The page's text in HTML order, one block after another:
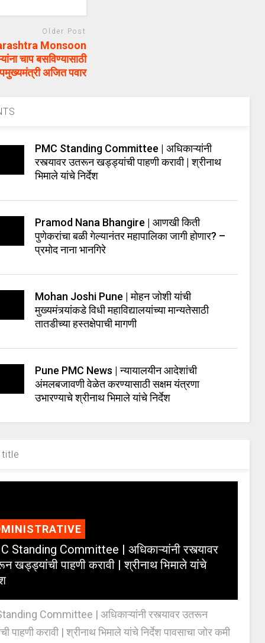
Older Post
Monsoon
चाप बसविण्यासाठी
अजित पवार
PMC Standing Committee | अधिकाऱ्यांनी
रस्त्यावर उतरून खड्ड्यांची पाहणी करावी | श्रीनाथ
भिमाले यांचे निर्देश
Pramod Nana Bhangire | आणखी किती
पुणेकरांचा बळी गेल्यानंतर महापालिका जागी होणार? –
प्रमोद नाना भानगिरे
Mohan Joshi Pune | मोहन जोशी यांची
मुख्यमंत्र्यांकडे विधी महाविद्यालयांच्या मान्यतेसाठी
तातडीच्या हस्तक्षेपाची मागणी
Pune PMC News | न्यायालयीन आदेशांची
अंमलबजावणी वेळेत करण्यासाठी सक्षम यंत्रणा
उभारण्याचे श्रीनाथ भिमाले यांचे निर्देश
Standing Committee | अधिकाऱ्यांनी रस्त्यावर
खड्ड्यांची पाहणी करावी | श्रीनाथ भिमाले यांचे
Committee | अधिकाऱ्यांनी रस्त्यावर उतरून
पाहणी करावी | श्रीनाथ भिमाले यांचे निर्देश पावसाचा जोर कमी